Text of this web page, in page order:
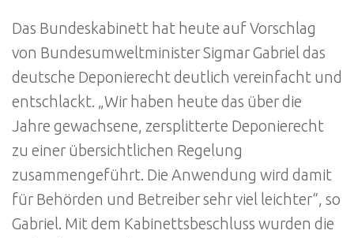
Das Bundeskabinett hat heute auf Vorschlag
von Bundesumweltminister Sigmar Gabriel das
deutsche Deponierecht deutlich vereinfacht und
entschlackt. „Wir haben heute das über die
Jahre gewachsene, zersplitterte Deponierecht
zu einer übersichtlichen Regelung
zusammengeführt. Die Anwendung wird damit
für Behörden und Betreiber sehr viel leichter“, so
Gabriel. Mit dem Kabinettsbeschluss wurden die